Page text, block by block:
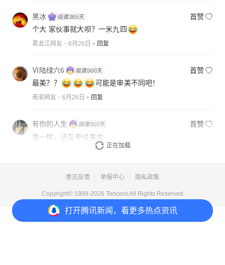
打开腾讯新闻，看更多热点资讯
黑冰
首赞
个大 家伙事就大呗？一米九四
黑龙江网友 6月26日 回复
Ⅵ陆绿六6
首赞
最美？？
可能是审美不同吧！
南非网友 6月26日 回复
有你的人生
首赞
鬼一样，还乱夸说美女
回复
正在加载
意见反馈 举报中心 隐私政策
Copyright© 1998-2026 Tencent.All Rights Reserved